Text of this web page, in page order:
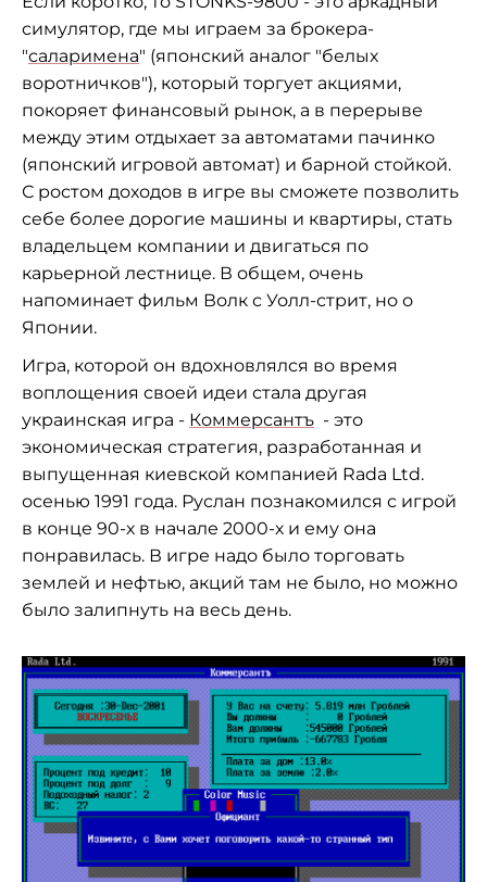
симулятор, где мы играем за брокера-
"саларимена" (японский аналог "белых
воротничков"), который торгует акциями,
покоряет финансовый рынок, а в перерыве
между этим отдыхает за автоматами пачинко
(японский игровой автомат) и барной стойкой.
С ростом доходов в игре вы сможете позволить
себе более дорогие машины и квартиры, стать
владельцем компании и двигаться по
карьерной лестнице. В общем, очень
напоминает фильм Волк с Уолл-стрит, но о
Японии.
Игра, которой он вдохновлялся во время
воплощения своей идеи стала другая
украинская игра - Коммерсантъ - это
экономическая стратегия, разработанная и
выпущенная киевской компанией Rada Ltd.
осенью 1991 года. Руслан познакомился с игрой
в конце 90-х в начале 2000-х и ему она
понравилась. В игре надо было торговать
землей и нефтью, акций там не было, но можно
было залипнуть на весь день.